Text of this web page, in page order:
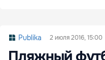
Publika 2 июля 2016, 15:00